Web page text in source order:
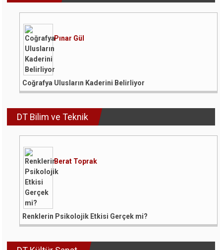
Pınar Gül
Coğrafya Ulusların Kaderini Belirliyor
DT Bilim ve Teknik
Berat Toprak
Renklerin Psikolojik Etkisi Gerçek mi?